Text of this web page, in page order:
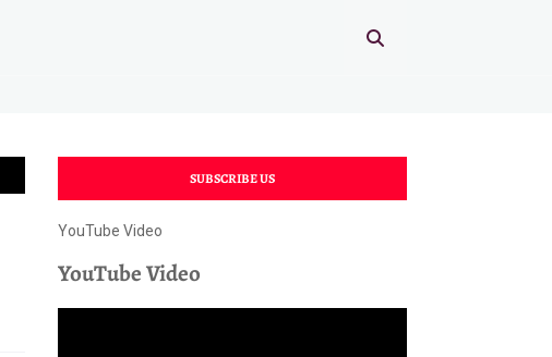
SUBSCRIBE US
YouTube Video
YouTube Video